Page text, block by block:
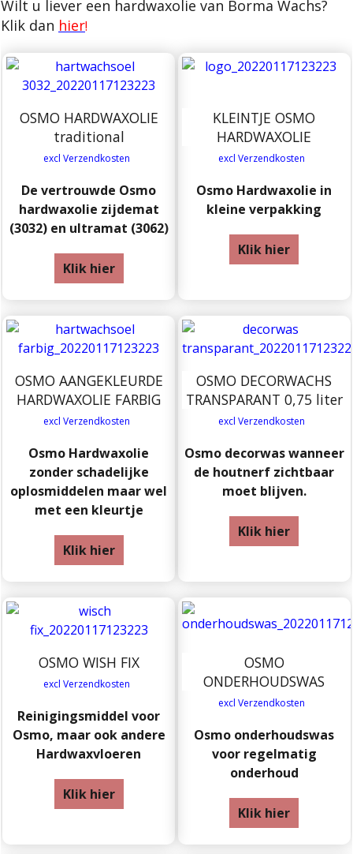
Wilt u liever een hardwaxolie van Borma Wachs?
Klik dan hier!
OSMO HARDWAXOLIE
traditional
excl Verzendkosten
De vertrouwde Osmo
hardwaxolie zijdemat
(3032) en ultramat (3062)
Klik hier
KLEINTJE OSMO
HARDWAXOLIE
excl Verzendkosten
Osmo Hardwaxolie in
kleine verpakking
Klik hier
OSMO AANGEKLEURDE
HARDWAXOLIE FARBIG
excl Verzendkosten
Osmo Hardwaxolie
zonder schadelijke
oplosmiddelen maar wel
met een kleurtje
Klik hier
OSMO DECORWACHS
TRANSPARANT 0,75 liter
excl Verzendkosten
Osmo decorwas wanneer
de houtnerf zichtbaar
moet blijven.
Klik hier
OSMO WISH FIX
excl Verzendkosten
Reinigingsmiddel voor
Osmo, maar ook andere
Hardwaxvloeren
Klik hier
OSMO
ONDERHOUDSWAS
excl Verzendkosten
Osmo onderhoudswas
voor regelmatig
onderhoud
Klik hier